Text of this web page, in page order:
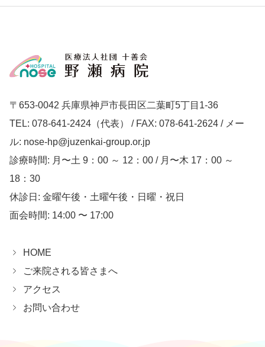
〒653-0042 兵庫県神戸市長田区二葉町5丁目1-36
TEL: 078-641-2424（代表） / FAX: 078-641-2624 / メー
ル: nose-hp@juzenkai-group.or.jp
診療時間: 月〜土 9：00 ～ 12：00 / 月〜木 17：00 ～
18：30
休診日: 金曜午後・土曜午後・日曜・祝日
面会時間: 14:00 〜 17:00
HOME
ご来院される皆さまへ
アクセス
お問い合わせ